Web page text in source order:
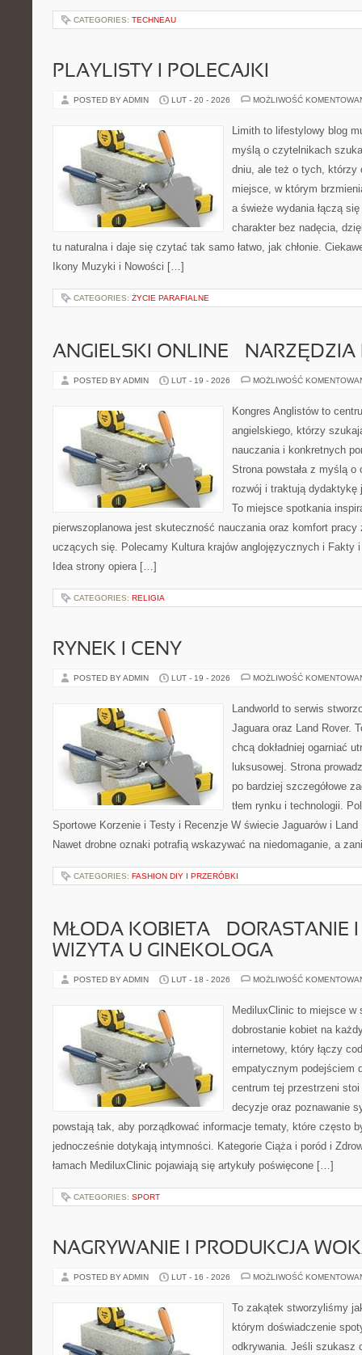
CATEGORIES: TECHNEAU
PLAYLISTY I POLECAJKI
POSTED BY ADMIN LUT - 20 - 2026 MOŻLIWOŚĆ
Limith to lifestylowy blog
myślą o czytelnikach
dniu, ale też o tych, którzy
miejsce, w którym
a świeże wydania łączą
charakter bez nadęcia,
tu naturalna i daje się czytać tak samo łatwo, jak chłonie.
Ikony Muzyki i Nowości […]
CATEGORIES: ŻYCIE PARAFIALNE
ANGIELSKI ONLINE – NARZĘDZIA
POSTED BY ADMIN LUT - 19 - 2026 MOŻLIWOŚĆ
Kongres Anglistów to
angielskiego, którzy
nauczania i konkretnych
Strona powstała z myślą
rozwój i traktują
To miejsce spotkania
pierwszoplanowa jest skuteczność nauczania oraz komfort
uczących się. Polecamy Kultura krajów anglojęzycznych i Fakty
Idea strony opiera […]
CATEGORIES: RELIGIA
RYNEK I CENY
POSTED BY ADMIN LUT - 19 - 2026 MOŻLIWOŚĆ
Landworld to serwis
Jaguara oraz Land Rover.
chcą dokładniej ogarniać
luksusowej. Strona
po bardziej szczegółowe
tłem rynku i technologii.
Sportowe Korzenie i Testy i Recenzje W świecie Jaguarów i
Nawet drobne oznaki potrafią wskazywać na niedomaganie, a
CATEGORIES: FASHION DIY I PRZERÓBKI
MŁODA KOBIETA – DORASTANIE
WIZYTA U GINEKOLOGA
POSTED BY ADMIN LUT - 18 - 2026 MOŻLIWOŚĆ
MediluxClinic to miejsce
dobrostanie kobiet na
internetowy, który łączy
empatycznym podejściem
centrum tej przestrzeni
decyzje oraz poznawanie
powstają tak, aby porządkować informacje tematy, które często
jednocześnie dotykają intymności. Kategorie Ciąża i poród i
łamach MediluxClinic pojawiają się artykuły poświęcone […]
CATEGORIES: SPORT
NAGRYWANIE I PRODUKCJA
POSTED BY ADMIN LUT - 16 - 2026 MOŻLIWOŚĆ
To zakątek stworzyliśmy
którym doświadczenie
odkrywania. Jeśli szukasz